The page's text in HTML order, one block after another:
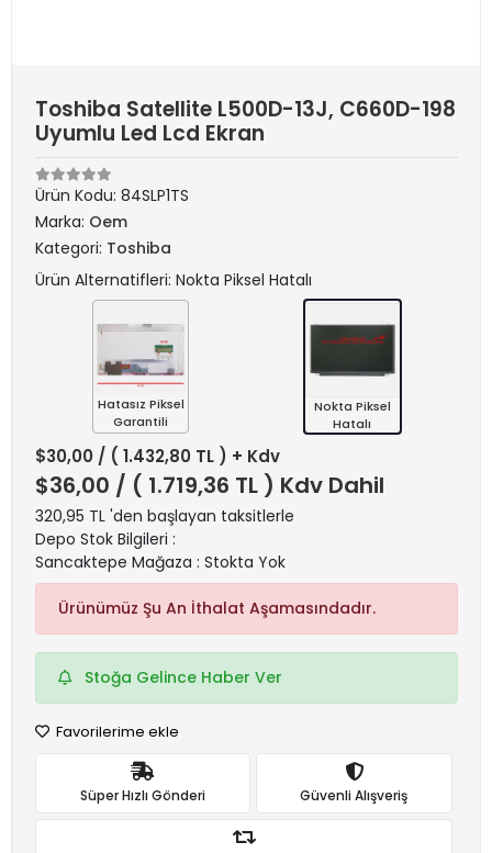
Toshiba Satellite L500D-13J, C660D-198
Uyumlu Led Lcd Ekran
Ürün Kodu: 84SLP1TS
Marka: Oem
Kategori: Toshiba
Ürün Alternatifleri: Nokta Piksel Hatalı
Hatasız Piksel
Garantili
Nokta Piksel
Hatalı
$30,00 / ( 1.432,80 TL ) + Kdv
$36,00 / ( 1.719,36 TL ) Kdv Dahil
320,95 TL 'den başlayan taksitlerle
Depo Stok Bilgileri :
Sancaktepe Mağaza : Stokta Yok
Ürünümüz Şu An İthalat Aşamasındadır.
Stoğa Gelince Haber Ver
Favorilerime ekle
Süper Hızlı Gönderi Güvenli Alışveriş